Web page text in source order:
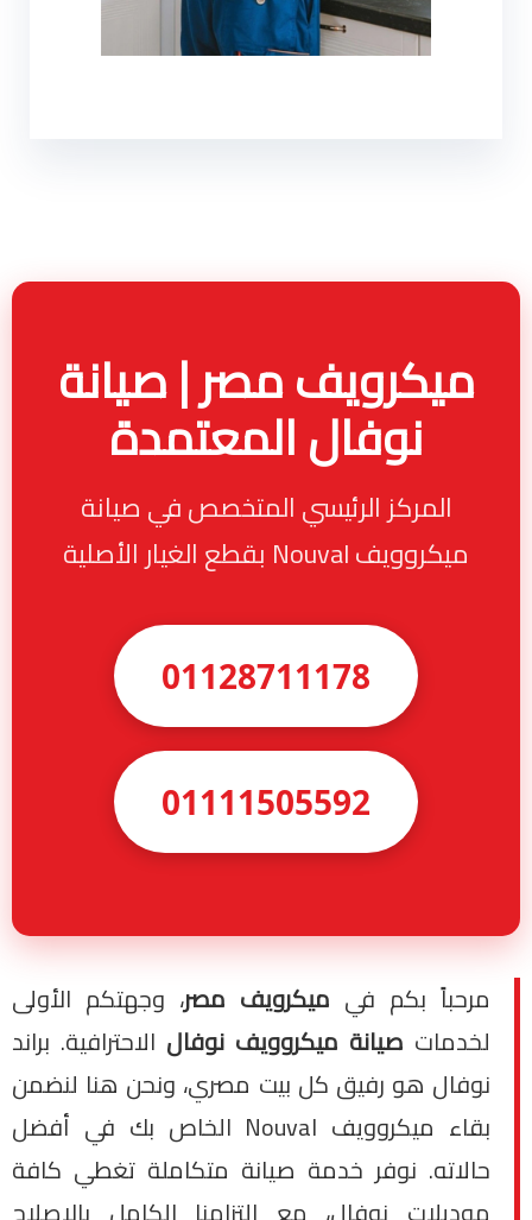
ميكرويف مصر | صيانة
نوفال المعتمدة
المركز الرئيسي المتخصص في صيانة
ميكروويف Nouval بقطع الغيار الأصلية
01128711178
01111505592
مرحباً بكم في ميكرويف مصر، وجهتكم الأولى
لخدمات صيانة ميكروويف نوفال الاحترافية. براند
نوفال هو رفيق كل بيت مصري، ونحن هنا لنضمن
بقاء ميكروويف Nouval الخاص بك في أفضل
حالاته. نوفر خدمة صيانة متكاملة تغطي كافة